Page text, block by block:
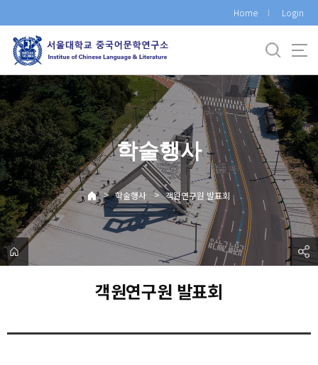
로
메
뉴
Home Login
학술행사
> 학술행사 > 객원연구원 발표회
객원연구원 발표회